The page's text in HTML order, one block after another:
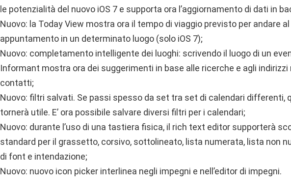
le potenzialità del nuovo iOS 7 e supporta ora l’aggiornamento di dati in
Nuovo: la Today View mostra ora il tempo di viaggio previsto per andare
appuntamento in un determinato luogo (solo iOS 7);
Nuovo: completamento intelligente dei luoghi: scrivendo il luogo di un
Informant mostra ora dei suggerimenti in base alle ricerche e agli indirizzi
contatti;
Nuovo: filtri salvati. Se passi spesso da set tra set di calendari differenti,
tornerà utile. E’ ora possibile salvare diversi filtri per i calendari;
Nuovo: durante l’uso di una tastiera fisica, il rich text editor supporterà
standard per il grassetto, corsivo, sottolineato, lista numerata, lista non
di font e intendazione;
Nuovo: nuovo icon picker interlinea negli impegni e nell’editor di impegni.